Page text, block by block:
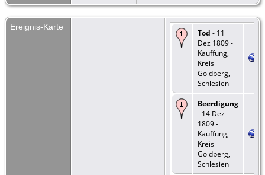
Ereignis-Karte
Tod - 11
Dez 1809 -
Kauffung,
Kreis
Goldberg,
Schlesien
Beerdigung
- 14 Dez
1809 -
Kauffung,
Kreis
Goldberg,
Schlesien